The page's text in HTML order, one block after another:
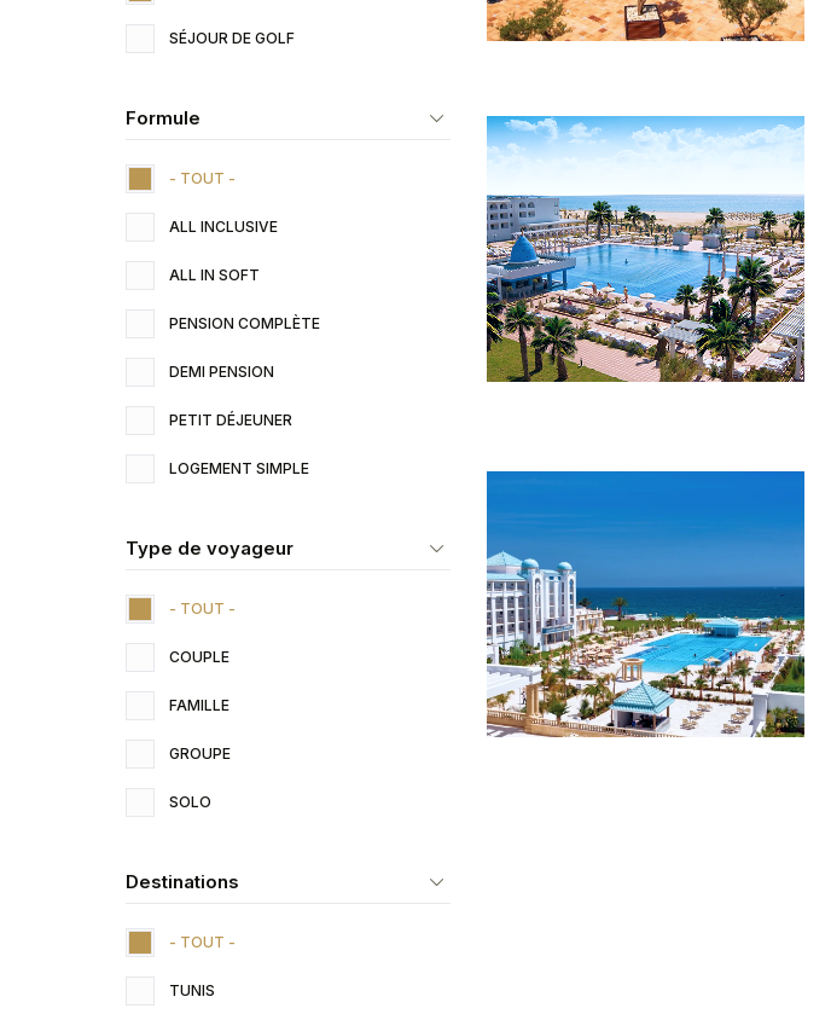
SÉJOUR DE GOLF
Formule
- TOUT -
ALL INCLUSIVE
ALL IN SOFT
PENSION COMPLÈTE
DEMI PENSION
PETIT DÉJEUNER
LOGEMENT SIMPLE
Type de voyageur
- TOUT -
COUPLE
FAMILLE
GROUPE
SOLO
Destinations
- TOUT -
TUNIS